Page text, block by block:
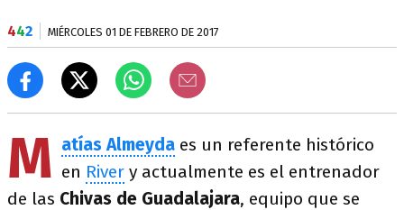
442 MIÉRCOLES 01 DE FEBRERO DE 2017
M atías Almeyda es un referente histórico
en River y actualmente es el entrenador
de las Chivas de Guadalajara, equipo que se